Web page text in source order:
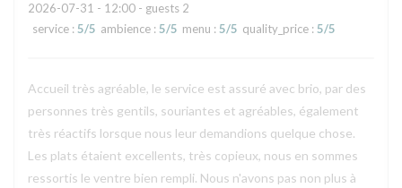
2026-07-31 - 12:00 - guests 2
service : 5/5 ambience : 5/5 menu : 5/5 quality_price : 5/5
Accueil très agréable, le service est assuré avec brio, par des
personnes très gentils, souriantes et agréables, également
très réactifs lorsque nous leur demandions quelque chose.
Les plats étaient excellents, très copieux, nous en sommes
ressortis le ventre bien rempli. Nous n'avons pas non plus à